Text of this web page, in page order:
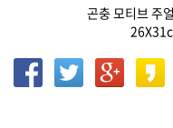
곤충 모티브 주